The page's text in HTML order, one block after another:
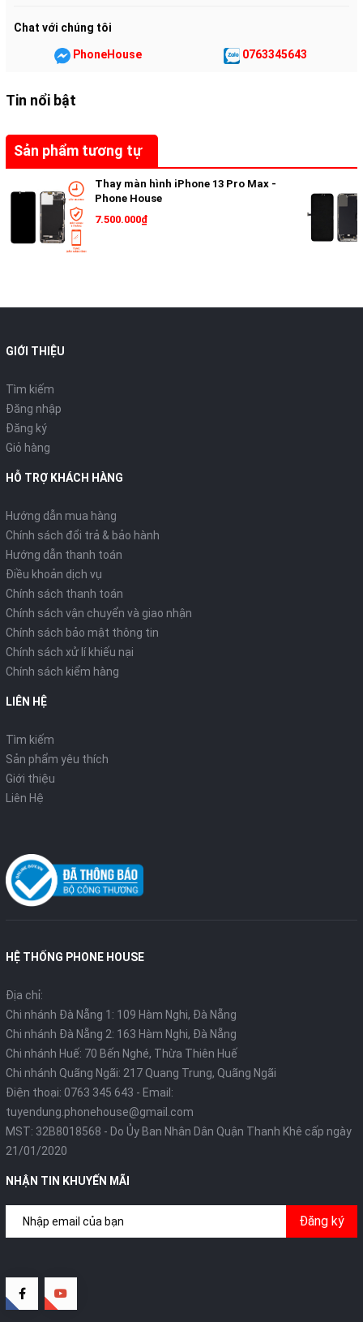
Chat với chúng tôi
PhoneHouse 0763345643
Tin nổi bật
Sản phẩm tương tự
Thay màn hình iPhone 13 Pro Max -
Phone House
7.500.000₫
GIỚI THIỆU
Tìm kiếm
Đăng nhập
Đăng ký
Giỏ hàng
HỖ TRỢ KHÁCH HÀNG
Hướng dẫn mua hàng
Chính sách đổi trả & bảo hành
Hướng dẫn thanh toán
Điều khoản dịch vụ
Chính sách thanh toán
Chính sách vận chuyển và giao nhận
Chính sách bảo mật thông tin
Chính sách xử lí khiếu nại
Chính sách kiểm hàng
LIÊN HỆ
Tìm kiếm
Sản phẩm yêu thích
Giới thiệu
Liên Hệ
HỆ THỐNG PHONE HOUSE
Địa chỉ:
Chi nhánh Đà Nẵng 1: 109 Hàm Nghi, Đà Nẵng
Chi nhánh Đà Nẵng 2: 163 Hàm Nghi, Đà Nẵng
Chi nhánh Huế: 70 Bến Nghé, Thừa Thiên Huế
Chi nhánh Quãng Ngãi: 217 Quang Trung, Quãng Ngãi
Điện thoại: 0763 345 643 - Email:
tuyendung.phonehouse@gmail.com
MST: 32B8018568 - Do Ủy Ban Nhân Dân Quận Thanh Khê cấp ngày
21/01/2020
NHẬN TIN KHUYẾN MÃI
Đăng ký